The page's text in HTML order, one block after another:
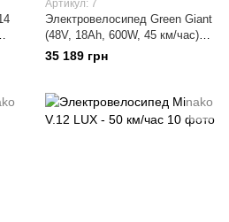
Артикул: 7
Электровелосипед Green Giant
(48V, 18Ah, 600W, 45 км/час)
колеса 18"
35 189 грн